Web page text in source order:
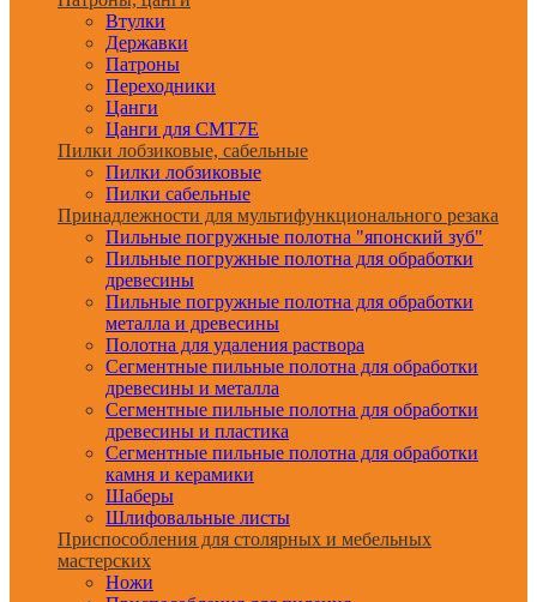
Втулки
Державки
Патроны
Переходники
Цанги
Цанги для CMT7E
Пилки лобзиковые, сабельные
Пилки лобзиковые
Пилки сабельные
Принадлежности для мультифункционального резака
Пильные погружные полотна "японский зуб"
Пильные погружные полотна для обработки
древесины
Пильные погружные полотна для обработки
металла и древесины
Полотна для удаления раствора
Сегментные пильные полотна для обработки
древесины и металла
Сегментные пильные полотна для обработки
древесины и пластика
Сегментные пильные полотна для обработки
камня и керамики
Шаберы
Шлифовальные листы
Приспособления для столярных и мебельных
мастерских
Ножи